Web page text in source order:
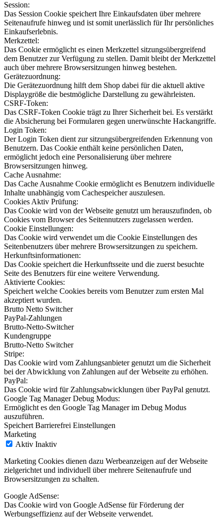
Session:
Das Session Cookie speichert Ihre Einkaufsdaten über mehrere
Seitenaufrufe hinweg und ist somit unerlässlich für Ihr persönliches
Einkaufserlebnis.
Merkzettel:
Das Cookie ermöglicht es einen Merkzettel sitzungsübergreifend
dem Benutzer zur Verfügung zu stellen. Damit bleibt der Merkzettel
auch über mehrere Browsersitzungen hinweg bestehen.
Gerätezuordnung:
Die Gerätezuordnung hilft dem Shop dabei für die aktuell aktive
Displaygröße die bestmögliche Darstellung zu gewährleisten.
CSRF-Token:
Das CSRF-Token Cookie trägt zu Ihrer Sicherheit bei. Es verstärkt
die Absicherung bei Formularen gegen unerwünschte Hackangriffe.
Login Token:
Der Login Token dient zur sitzungsübergreifenden Erkennung von
Benutzern. Das Cookie enthält keine persönlichen Daten,
ermöglicht jedoch eine Personalisierung über mehrere
Browsersitzungen hinweg.
Cache Ausnahme:
Das Cache Ausnahme Cookie ermöglicht es Benutzern individuelle
Inhalte unabhängig vom Cachespeicher auszulesen.
Cookies Aktiv Prüfung:
Das Cookie wird von der Webseite genutzt um herauszufinden, ob
Cookies vom Browser des Seitennutzers zugelassen werden.
Cookie Einstellungen:
Das Cookie wird verwendet um die Cookie Einstellungen des
Seitenbenutzers über mehrere Browsersitzungen zu speichern.
Herkunftsinformationen:
Das Cookie speichert die Herkunftsseite und die zuerst besuchte
Seite des Benutzers für eine weitere Verwendung.
Aktivierte Cookies:
Speichert welche Cookies bereits vom Benutzer zum ersten Mal
akzeptiert wurden.
Brutto Netto Switcher
PayPal-Zahlungen
Brutto-Netto-Switcher
Kundengruppe
Brutto-Netto Switcher
Stripe:
Das Cookie wird vom Zahlungsanbieter genutzt um die Sicherheit
bei der Abwicklung von Zahlungen auf der Webseite zu erhöhen.
PayPal:
Das Cookie wird für Zahlungsabwicklungen über PayPal genutzt.
Google Tag Manager Debug Modus:
Ermöglicht es den Google Tag Manager im Debug Modus
auszuführen.
Speichert Barrierefrei Einstellungen
Marketing
Aktiv Inaktiv
Marketing Cookies dienen dazu Werbeanzeigen auf der Webseite
zielgerichtet und individuell über mehrere Seitenaufrufe und
Browsersitzungen zu schalten.
Google AdSense:
Das Cookie wird von Google AdSense für Förderung der
Werbungseffizienz auf der Webseite verwendet.